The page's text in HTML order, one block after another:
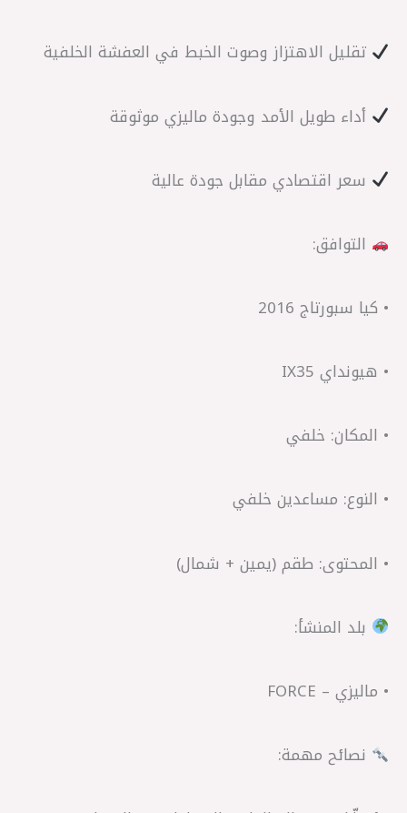
تقليل الاهتزاز وصوت الخبط في العفشة الخلفية
أداء طويل الأمد وجودة ماليزي موثوقة
سعر اقتصادي مقابل جودة عالية
التوافق:
• كيا سبورتاج 2016
• هيونداي IX35
• المكان: خلفي
• النوع: مساعدين خلفي
• المحتوى: طقم (يمين + شمال)
بلد المنشأ:
• ماليزي – FORCE
نصائح مهمة: